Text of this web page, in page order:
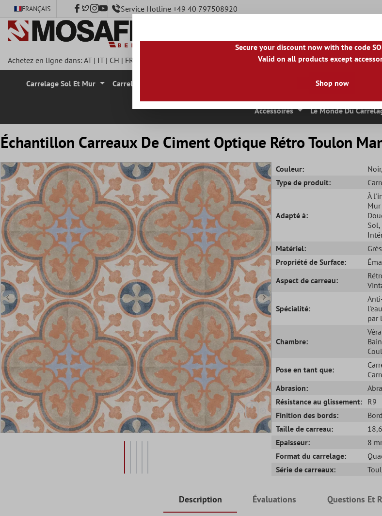
principal
FRANÇAIS Service Hotline +49 40 797508920
Achetez en ligne dans:AT| IT| CH | FR ES|PL|PT| FI|GR|RO|NO|HU|
Carrelage Sol Et Mur Carrelage Mural Carreaux En Pierre Naturelle
Accessoires Le Monde Du
Échantillon Carreaux De Ciment Optique Rétro Toulon
Couleur: Noir
Type de produit:
Adapté à:
À
Sol
Matériel:
Propriété de Surface:
Aspect de carreau:
Spécialité:
l'eau
par
Chambre:
Bain
Pose en tant que:
Abrasion:
Résistance au glissement: R9
Finition des bords:
Taille de carreau:
Epaisseur:
8
Format du carrelage:
Série de carreaux:
Description Évaluations Questions Et
Secure your discount now with the code
Valid on all products except
Shop now